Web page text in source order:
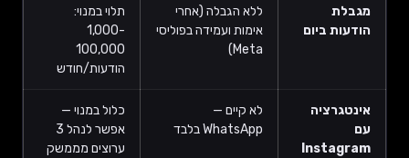
מגבלת
הודעות ביום
ללא הגבלה (אחרי
אימות ועמידה בפוליסי
Meta)
תלוי במנוי:
1,000-
100,000
הודעות/חודש
אינטגרציה
עם
Instagram
לא קיים —
WhatsApp בלבד
כלול במנוי —
אפשר לנהל 3
ערוצים מממשק